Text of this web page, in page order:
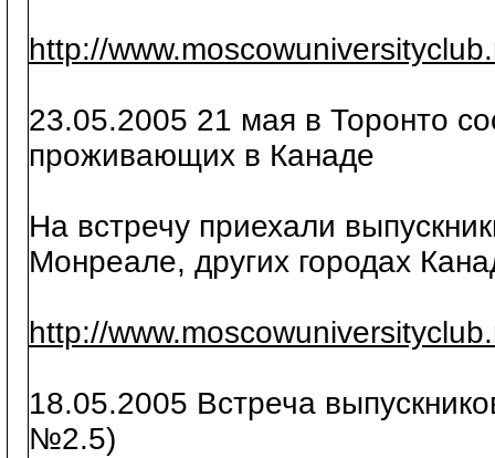
http://
23.05.2005 21 мая в Торонто
проживающих в Канаде
На встречу приехали
Монреале, других городах
http://
18.05.2005 Встреча
№2.5)